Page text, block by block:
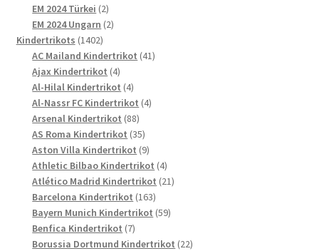
EM 2024 Türkei 22
Produkte
EM 2024 Ungarn 22
Kindertrikots 14021402
Produkte
AC Mailand Kindertrikot 4141
Ajax Kindertrikot 44
Produkte
Al-Hilal Kindertrikot 44
Produkte
Al-Nassr FC Kindertrikot 44
Arsenal Kindertrikot 8888
Produkte
AS Roma Kindertrikot 3535
Produkte
Aston Villa Kindertrikot 99
Produkte
Athletic Bilbao Kindertrikot 44
Produkte
Atlético Madrid Kindertrikot 2121
Barcelona Kindertrikot 163163
Produkte
Bayern Munich Kindertrikot 5959
Benfica Kindertrikot 77
Produkte
Borussia Dortmund Kindertrikot 2222